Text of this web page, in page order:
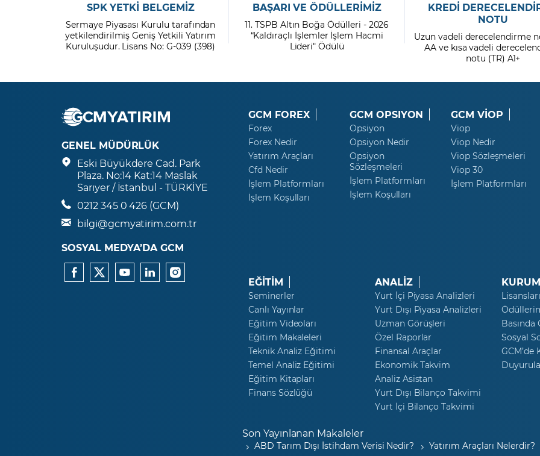
SPK YETKİ BELGEMİZ
Sermaye Piyasası Kurulu tarafından
yetkilendirilmiş Geniş Yetkili Yatırım
Kuruluşudur. Lisans No: G-039 (398)
BAŞARI VE ÖDÜLLERİMİZ
11. TSPB Altın Boğa Ödülleri - 2026
“Kaldıraçlı İşlemler İşlem Hacmi
Lideri" Ödülü
KREDİ
NOTU
Uzun vadeli derecelendirme
AA ve kısa vadeli
notu (TR) A1+
GENEL MÜDÜRLÜK
Eski Büyükdere Cad. Park
Plaza. No:14 Kat:14 Maslak
Sarıyer / İstanbul - TÜRKİYE
0212 345 0 426 (GCM)
bilgi@gcmyatirim.com.tr
SOSYAL MEDYA’DA GCM
GCM FOREX
Forex
Forex Nedir
Yatırım Araçları
Cfd Nedir
İşlem Platformları
İşlem Koşulları
GCM OPSIYON
Opsiyon
Opsiyon Nedir
Opsiyon
Sözleşmeleri
İşlem Platformları
İşlem Koşulları
GCM VİOP
Viop
Viop Nedir
Viop Sözleşmeleri
Viop 30
İşlem Platformları
EĞİTİM
Seminerler
Canlı Yayınlar
Eğitim Videoları
Eğitim Makaleleri
Teknik Analiz Eğitimi
Temel Analiz Eğitimi
Eğitim Kitapları
Finans Sözlüğü
ANALİZ
Yurt İçi Piyasa Analizleri
Yurt Dışı Piyasa Analizleri
Uzman Görüşleri
Özel Raporlar
Finansal Araçlar
Ekonomik Takvim
Analiz Asistan
Yurt Dışı Bilanço Takvimi
Yurt İçi Bilanço Takvimi
Basında
Sosyal
GCM’de
Son Yayınlanan Makaleler
ABD Tarım Dışı İstihdam Verisi Nedir? Yatırım Araçları Nelerdir?